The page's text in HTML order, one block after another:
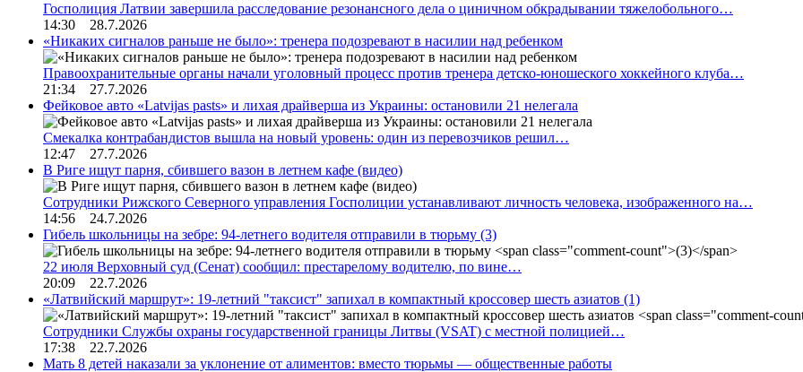
Госполиция Латвии завершила расследование резонансного дела о циничном обкрадывании тяжелобольного…
14:30 28.7.2026
«Никаких сигналов раньше не было»: тренера подозревают в насилии над ребенком
Правоохранительные органы начали уголовный процесс против тренера детско-юношеского хоккейного клуба…
21:34 27.7.2026
Фейковое авто «Latvijas pasts» и лихая драйверша из Украины: остановили 21 нелегала
Смекалка контрабандистов вышла на новый уровень: один из перевозчиков решил…
12:47 27.7.2026
В Риге ищут парня, сбившего вазон в летнем кафе (видео)
Сотрудники Рижского Северного управления Госполиции устанавливают личность человека, изображенного на…
14:56 24.7.2026
Гибель школьницы на зебре: 94-летнего водителя отправили в тюрьму (3)
22 июля Верховный суд (Сенат) сообщил: престарелому водителю, по вине…
20:09 22.7.2026
«Латвийский маршрут»: 19-летний "таксист" запихал в компактный кроссовер шесть азиатов (1)
Сотрудники Службы охраны государственной границы Литвы (VSAT) с местной полицией…
17:38 22.7.2026
Мать 8 детей наказали за уклонение от алиментов: вместо тюрьмы — общественные работы